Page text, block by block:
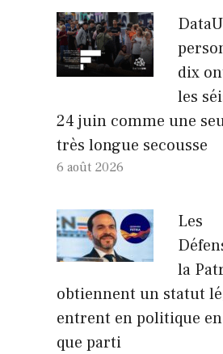
dix
les
24 juin comme une
très longue secousse
6 août 2026
Les
la
obtiennent un statut
entrent en politique
que parti